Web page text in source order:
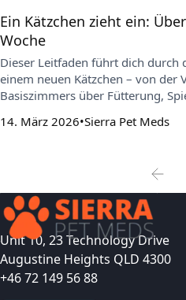
Ein Kätzchen zieht ein:
Woche
Dieser Leitfaden führt dich durch
einem neuen Kätzchen – von der
Basiszimmers über Fütterung,
wichtige Punkte zu Gesundheit,
14. März 2026 Sierra Pet Meds
Unit 10, 23 Technology Drive
Augustine Heights QLD 4300
+46 72 149 56 88